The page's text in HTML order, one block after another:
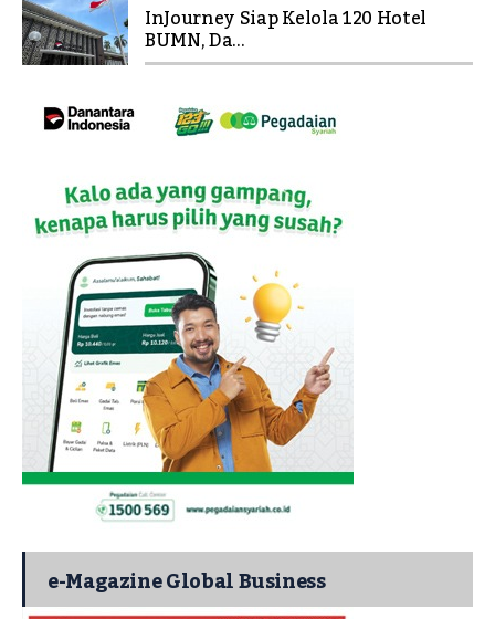
InJourney Siap Kelola 120 Hotel
BUMN, Da...
e-Magazine Global Business